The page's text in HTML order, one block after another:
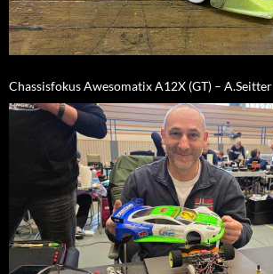
Chassisfokus Awesomatix A12X (GT) – A.Seitter